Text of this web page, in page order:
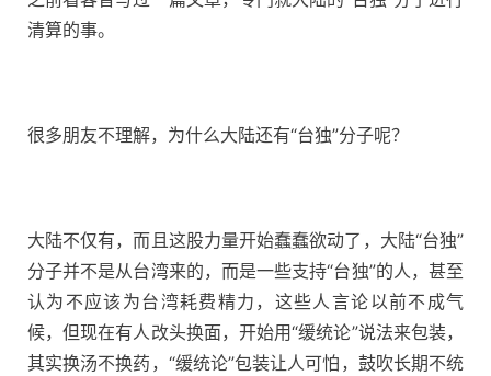
清算的事。
很多朋友不理解，为什么大陆还有“台独”分子呢？
大陆不仅有，而且这股力量开始蠢蠢欲动了，大陆“台独”
分子并不是从台湾来的，而是一些支持“台独”的人，甚至
认为不应该为台湾耗费精力，这些人言论以前不成气
候，但现在有人改头换面，开始用“缓统论”说法来包装，
其实换汤不换药，“缓统论”包装让人可怕，鼓吹长期不统